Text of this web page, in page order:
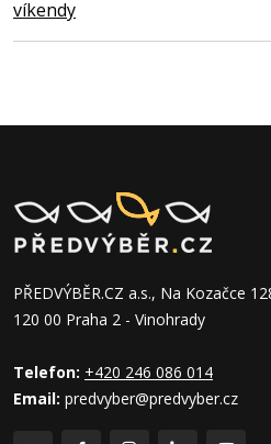
víkendy
PŘEDVÝBĚR.CZ a.s., Na Kozačce
120 00 Praha 2 - Vinohrady
Telefon: +420 246 086 014
Email: predvyber@predvyber.cz